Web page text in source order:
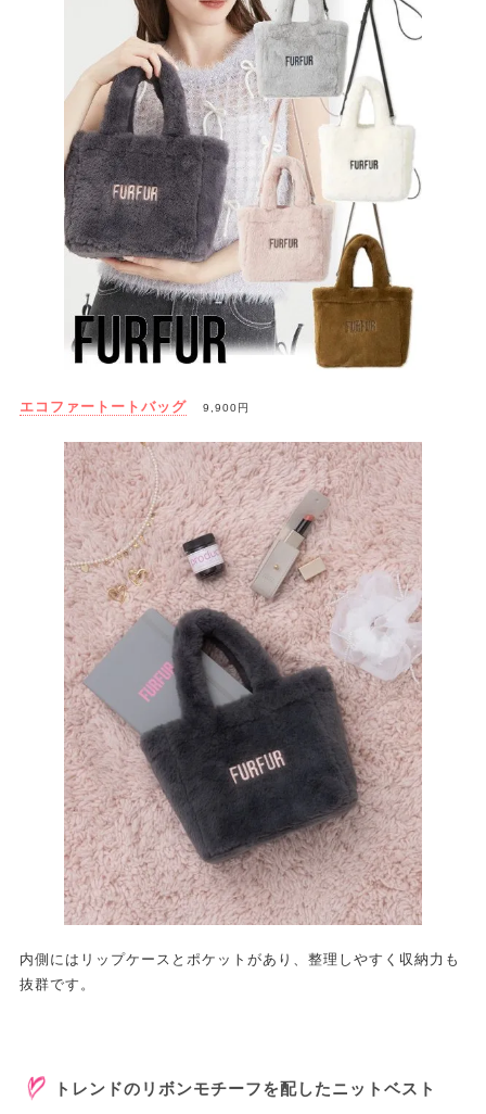
エコファートートバッグ 9,900円
内側にはリップケースとポケットがあり、整理しやすく収納力も
抜群です。
トレンドのリボンモチーフを配したニットベスト